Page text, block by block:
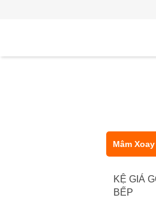
Mâm
KỆ GIÁ
BẾP